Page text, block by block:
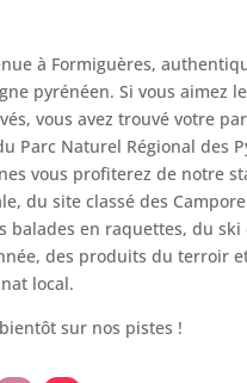
à Formiguères,
pyrénéen. Si vous aimez
vous avez trouvé votre
Parc Naturel Régional des
vous profiterez de notre
du site classé des
balades en raquettes, du ski
des produits du terroir
local.
sur nos pistes !